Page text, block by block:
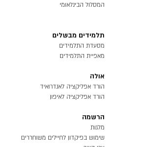
המסלול הבינלאומי
תלמידים מבשלים
מסעדת התלמידים
מאפיית התלמידים
אולה
הורד אפליקציה לאנדרואיד
הורד אפליקציה לאיפון
הרשמה
מלגות
שימוש בפיקדון לחיילים משוחררים